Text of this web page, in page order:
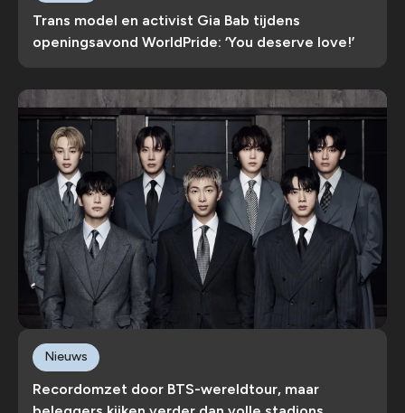
Trans model en activist Gia Bab tijdens
openingsavond WorldPride: ‘You deserve love!’
Recordomzet door BTS-wereldtour, maar
Nieuws